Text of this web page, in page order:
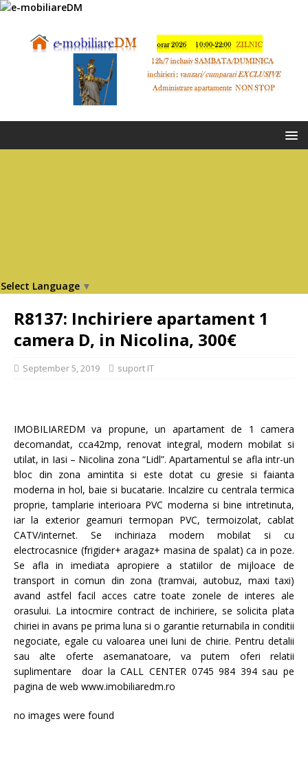
Select Language ▼
R8137: Inchiriere apartament 1
camera D, in Nicolina, 300€
September 5, 2019 suport IT
IMOBILIAREDM va propune, un apartament de 1 camera
decomandat, cca42mp, renovat integral, modern mobilat si
utilat, in Iasi – Nicolina zona “Lidl”. Apartamentul se afla intr-un
bloc din zona amintita si este dotat cu gresie si faianta
moderna in hol, baie si bucatarie. Incalzire cu centrala termica
proprie, tamplarie interioara PVC moderna si bine intretinuta,
iar la exterior geamuri termopan PVC, termoizolat, cablat
CATV/internet. Se inchiriaza modern mobilat si cu
electrocasnice (frigider+ aragaz+ masina de spalat) ca in poze.
Se afla in imediata apropiere a statiilor de mijloace de
transport in comun din zona (tramvai, autobuz, maxi taxi)
avand astfel facil acces catre toate zonele de interes ale
orasului. La intocmire contract de inchiriere, se solicita plata
chiriei in avans pe prima luna si o garantie returnabila in conditii
negociate, egale cu valoarea unei luni de chirie. Pentru detalii
sau alte oferte asemanatoare, va putem oferi relatii
suplimentare doar la CALL CENTER 0745 984 394 sau pe
pagina de web www.imobiliaredm.ro
no images were found